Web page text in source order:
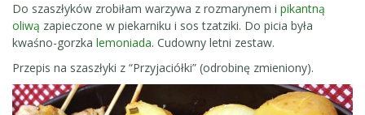
Do szaszłyków zrobiłam warzywa z rozmarynem i pikantną
oliwą zapieczone w piekarniku i sos tzatziki. Do picia była
kwaśno-gorzka lemoniada. Cudowny letni zestaw.
Przepis na szaszłyki z “Przyjaciółki” (odrobinę zmieniony).